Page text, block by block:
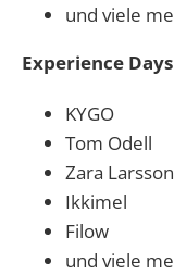
und viele
Experience
KYGO
Tom Odell
Zara Larsson
Ikkimel
Filow
und viele